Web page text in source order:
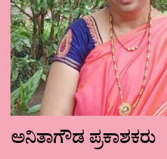
ಅನಿತಾಗೌಡ ಪ್ರಕಾಶಕರು